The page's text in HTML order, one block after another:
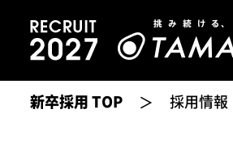
新卒採用 TOP ＞ 採用情報